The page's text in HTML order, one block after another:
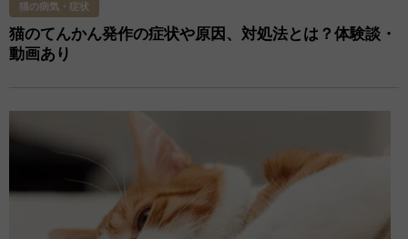
猫の病気・症状
猫のてんかん発作の症状や原因、対処法とは？体験談・
動画あり